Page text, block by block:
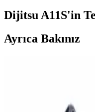
Dijitsu A11S'in
Ayrıca Bakınız
Samsung
Samsung Electronics,
nedeniyle finansal